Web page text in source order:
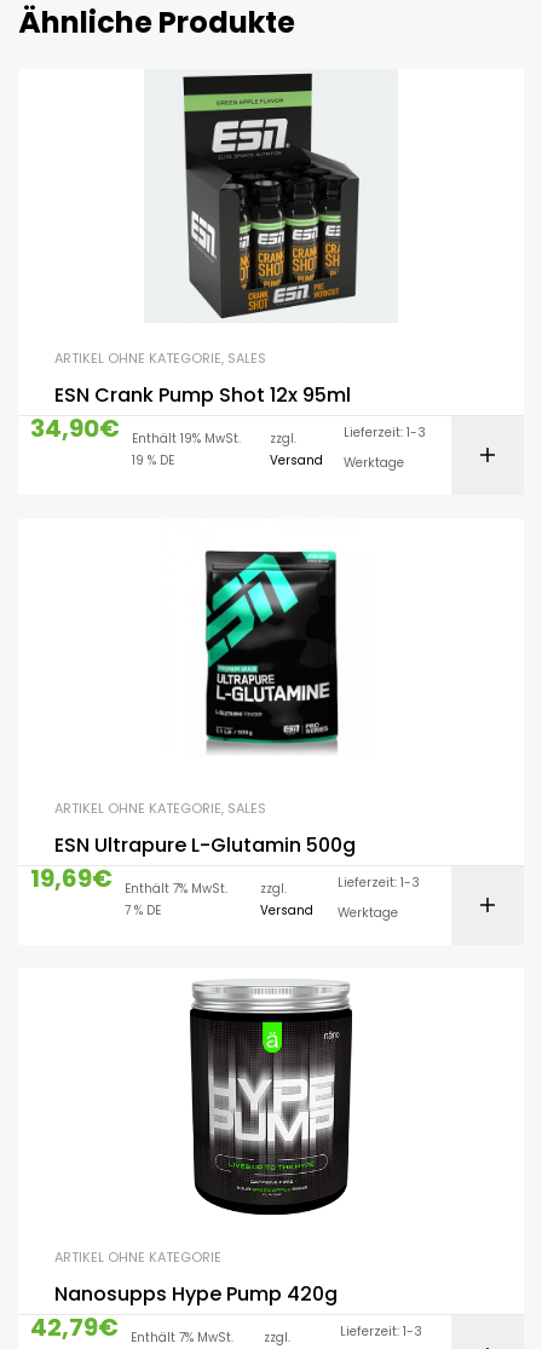
Ähnliche Produkte
ARTIKEL OHNE KATEGORIE, SALES
ESN Crank Pump Shot 12x 95ml
34,90€
Enthält 19% MwSt.
19 % DE
zzgl.
Versand
Lieferzeit: 1-3
Werktage
ARTIKEL OHNE KATEGORIE, SALES
ESN Ultrapure L-Glutamin 500g
19,69€
Enthält 7% MwSt.
7 % DE
zzgl.
Versand
Lieferzeit: 1-3
Werktage
ARTIKEL OHNE KATEGORIE
Nanosupps Hype Pump 420g
42,79€
Enthält 7% MwSt.
zzgl.
Lieferzeit: 1-3